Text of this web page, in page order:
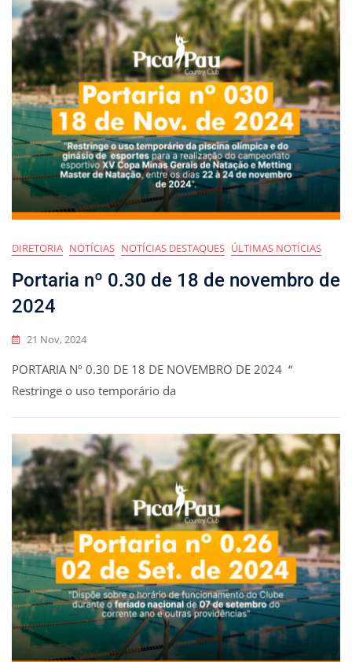
DIRETORIA NOTÍCIAS NOTÍCIAS DESTAQUES ÚLTIMAS NOTÍCIAS
Portaria nº 0.30 de 18 de novembro de
2024
21 Nov, 2024
PORTARIA Nº 0.30 DE 18 DE NOVEMBRO DE 2024 “
Restringe o uso temporário da